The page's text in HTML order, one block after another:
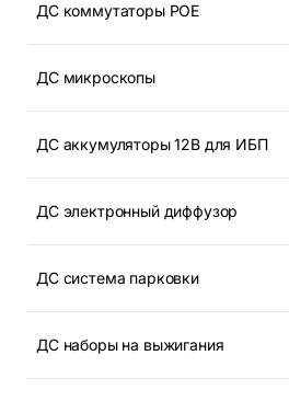
ДС коммутаторы POE
ДС микроскопы
ДС аккумуляторы 12В для ИБП
ДС электронный диффузор
ДС система парковки
ДС наборы на выжигания